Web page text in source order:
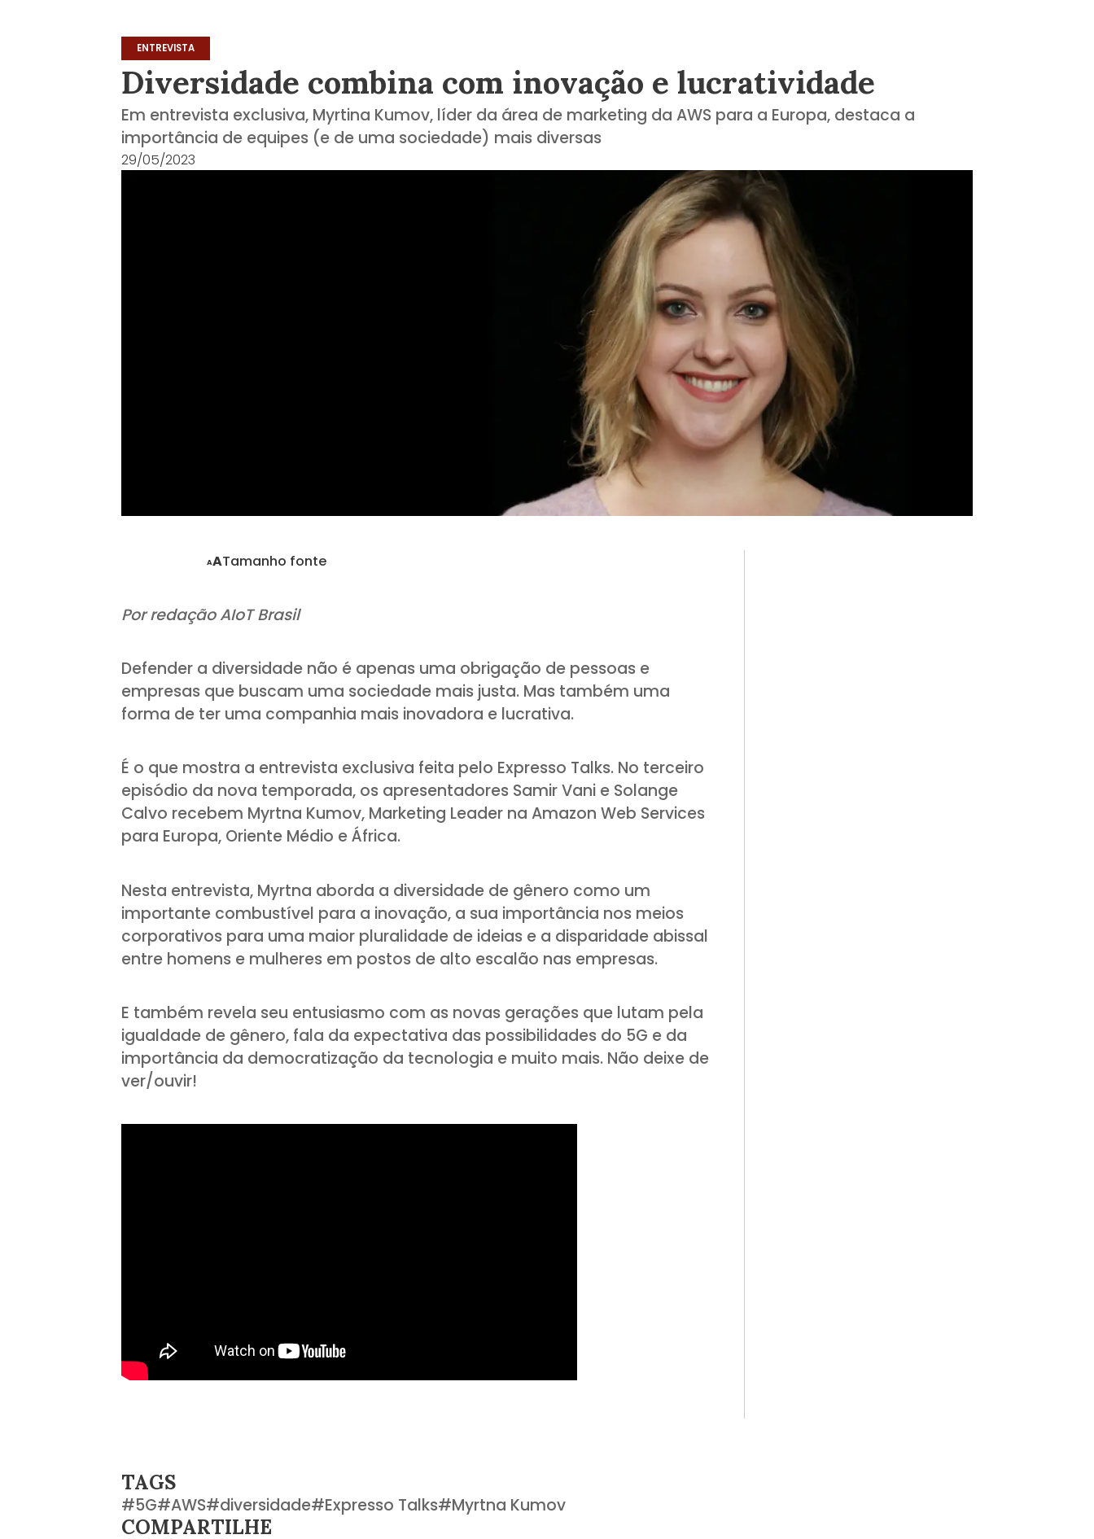
ENTREVISTA
Diversidade combina com inovação e lucratividade
Em entrevista exclusiva, Myrtina Kumov, líder da área de marketing da AWS para a Europa, destaca a
importância de equipes (e de uma sociedade) mais diversas
29/05/2023
AATamanho fonte
Por redação AIoT Brasil
Defender a diversidade não é apenas uma obrigação de pessoas e
empresas que buscam uma sociedade mais justa. Mas também uma
forma de ter uma companhia mais inovadora e lucrativa.
É o que mostra a entrevista exclusiva feita pelo Expresso Talks. No terceiro
episódio da nova temporada, os apresentadores Samir Vani e Solange
Calvo recebem Myrtna Kumov, Marketing Leader na Amazon Web Services
para Europa, Oriente Médio e África.
Nesta entrevista, Myrtna aborda a diversidade de gênero como um
importante combustível para a inovação, a sua importância nos meios
corporativos para uma maior pluralidade de ideias e a disparidade abissal
entre homens e mulheres em postos de alto escalão nas empresas.
E também revela seu entusiasmo com as novas gerações que lutam pela
igualdade de gênero, fala da expectativa das possibilidades do 5G e da
importância da democratização da tecnologia e muito mais. Não deixe de
ver/ouvir!
TAGS
#5G#AWS#diversidade#Expresso Talks#Myrtna Kumov
COMPARTILHE